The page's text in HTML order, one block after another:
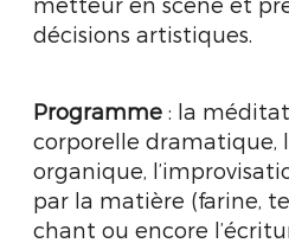
décisions artistiques.
Programme : la
corporelle dramatique,
organique,
par la matière (farine,
chant ou encore